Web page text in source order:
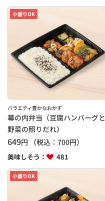
小盛りOK
バラエティ豊かなおかず
幕の内弁当（豆腐ハンバーグと
野菜の照りだれ）
649円 （税込： 700円）
美味しそう： 481
小盛りOK